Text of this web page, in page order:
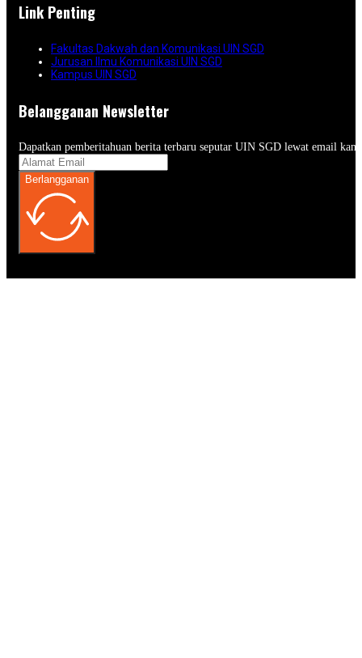
Link Penting
Fakultas Dakwah dan Komunikasi UIN SGD
Jurusan Ilmu Komunikasi UIN SGD
Kampus UIN SGD
Belangganan Newsletter
Dapatkan pemberitahuan berita terbaru seputar UIN SGD lewat email
Berlangganan